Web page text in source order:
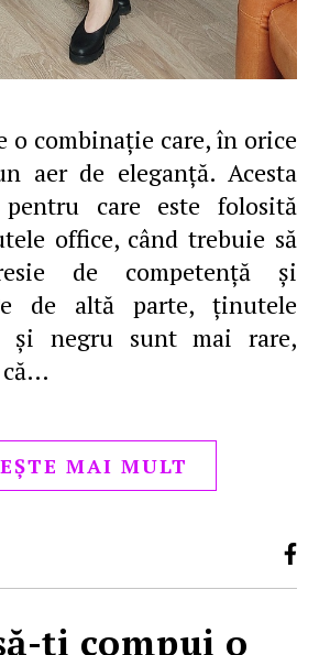
aer de eleganţă. Acesta
care este folosită
office, când trebuie să
de competenţă şi
de altă parte, ţinutele
şi negru sunt mai rare,
că…
MAI MULT
ţi compui o